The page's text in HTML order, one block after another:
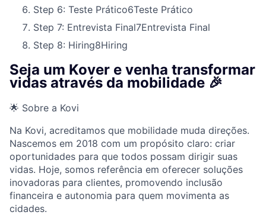
Step 6: Teste Prático6Teste Prático
Step 7: Entrevista Final7Entrevista Final
Step 8: Hiring8Hiring
Seja um Kover e venha transformar
vidas através da mobilidade 🎉
🌟 Sobre a Kovi
Na Kovi, acreditamos que mobilidade muda direções.
Nascemos em 2018 com um propósito claro: criar
oportunidades para que todos possam dirigir suas
vidas. Hoje, somos referência em oferecer soluções
inovadoras para clientes, promovendo inclusão
financeira e autonomia para quem movimenta as
cidades.